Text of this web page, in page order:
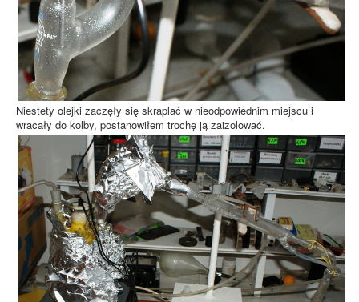
Niestety olejki zaczęły się skraplać w nieodpowiednim miejscu i
wracały do kolby, postanowiłem trochę ją zaizolować.